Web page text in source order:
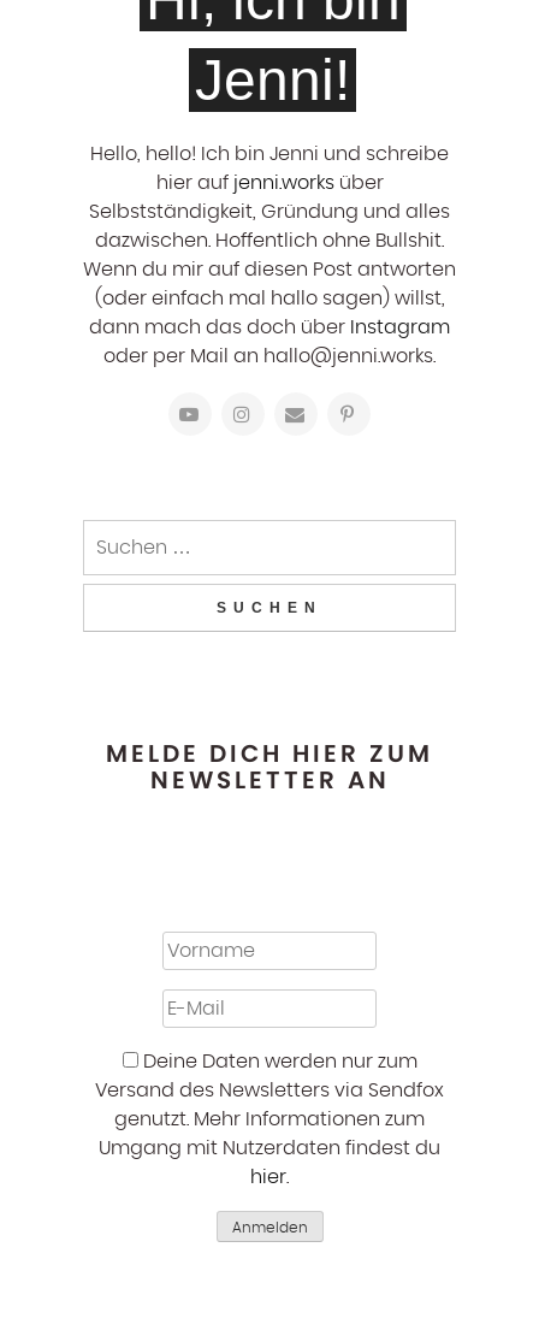
Jenni!
Hello, hello! ‍Ich bin Jenni und schreibe
hier auf jenni.worksüber
Selbstständigkeit, Gründung und alles
dazwischen. Hoffentlich ohne Bullshit.
Wenn du mir auf diesen Post antworten
(oder einfach mal hallo sagen) willst,
dann mach das doch über Instagram
oder per Mail an hallo@jenni.works.
MELDE DICH HIER ZUM
NEWSLETTER AN
Deine Daten werden nur zum
Versand des Newsletters via Sendfox
genutzt. Mehr Informationen zum
Umgang mit Nutzerdaten findest du
hier.
Anmelden